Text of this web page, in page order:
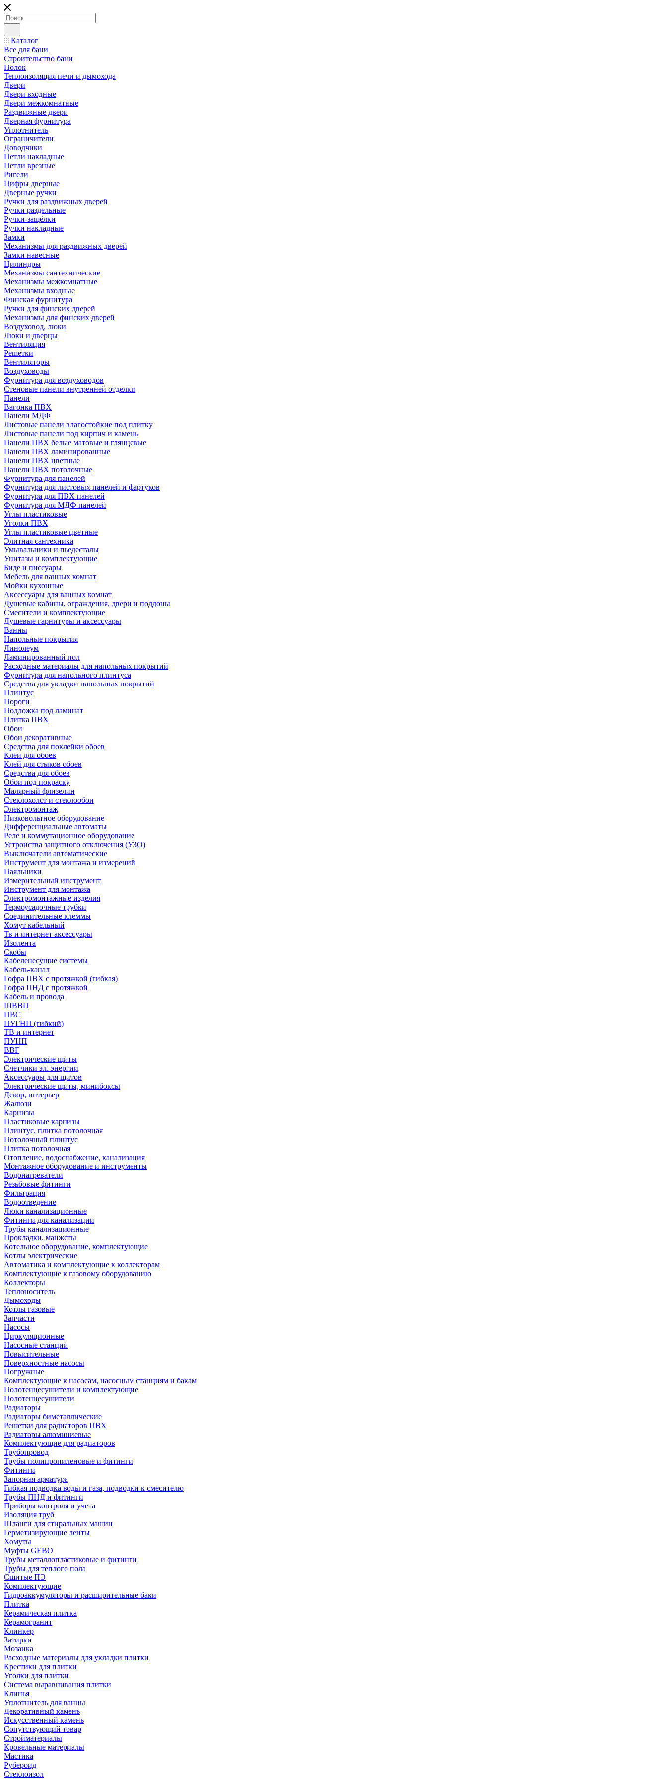
Каталог
Все для бани
Строительство бани
Полок
Теплоизоляция печи и дымохода
Двери
Двери входные
Двери межкомнатные
Раздвижные двери
Дверная фурнитура
Уплотнитель
Ограничители
Доводчики
Петли накладные
Петли врезные
Ригели
Цифры дверные
Дверные ручки
Ручки для раздвижных дверей
Ручки раздельные
Ручки-защёлки
Ручки накладные
Замки
Механизмы для раздвижных дверей
Замки навесные
Цилиндры
Механизмы сантехнические
Механизмы межкомнатные
Механизмы входные
Финская фурнитура
Ручки для финских дверей
Механизмы для финских дверей
Воздуховод, люки
Люки и дверцы
Вентиляция
Решетки
Вентиляторы
Воздуховоды
Фурнитура для воздуховодов
Стеновые панели внутренней отделки
Панели
Вагонка ПВХ
Панели МДФ
Листовые панели влагостойкие под плитку
Листовые панели под кирпич и камень
Панели ПВХ белые матовые и глянцевые
Панели ПВХ ламинированные
Панели ПВХ цветные
Панели ПВХ потолочные
Фурнитура для панелей
Фурнитура для листовых панелей и фартуков
Фурнитура для ПВХ панелей
Фурнитура для МДФ панелей
Углы пластиковые
Уголки ПВХ
Углы пластиковые цветные
Элитная сантехника
Умывальники и пьедесталы
Унитазы и комплектующие
Биде и писсуары
Мебель для ванных комнат
Мойки кухонные
Аксессуары для ванных комнат
Душевые кабины, ограждения, двери и поддоны
Смесители и комплектующие
Душевые гарнитуры и аксессуары
Ванны
Напольные покрытия
Линолеум
Ламинированный пол
Расходные материалы для напольных покрытий
Фурнитура для напольного плинтуса
Средства для укладки напольных покрытий
Плинтус
Пороги
Подложка под ламинат
Плитка ПВХ
Обои
Обои декоративные
Средства для поклейки обоев
Клей для обоев
Клей для стыков обоев
Средства для обоев
Обои под покраску
Малярный флизелин
Стеклохолст и стеклообои
Электромонтаж
Низковольтное оборудование
Дифференциальные автоматы
Реле и коммутационное оборудование
Устроиства защитного отключения (УЗО)
Выключатели автоматические
Инструмент для монтажа и измерений
Паяльники
Измерительный инструмент
Инструмент для монтажа
Электромонтажные изделия
Термоусадочные трубки
Соединительные клеммы
Хомут кабельный
Тв и интернет аксессуары
Изолента
Скобы
Кабеленесущие системы
Кабель-канал
Гофра ПВХ с протяжкой (гибкая)
Гофра ПНД с протяжкой
Кабель и провода
ШВВП
ПВС
ПУГНП (гибкий)
ТВ и интернет
ПУНП
ВВГ
Электрические щиты
Счетчики эл. энергии
Аксессуары для щитов
Электрические щиты, минибоксы
Декор, интерьер
Жалюзи
Карнизы
Пластиковые карнизы
Плинтус, плитка потолочная
Потолочный плинтус
Плитка потолочная
Отопление, водоснабжение, канализация
Монтажное оборудование и инструменты
Водонагреватели
Резьбовые фитинги
Фильтрация
Водоотведение
Люки канализационные
Фитинги для канализации
Трубы канализационные
Прокладки, манжеты
Котельное оборудование, комплектующие
Котлы электрические
Автоматика и комплектующие к коллекторам
Комплектующие к газовому оборудованию
Коллекторы
Теплоноситель
Дымоходы
Котлы газовые
Запчасти
Насосы
Циркуляционные
Насосные станции
Повысительные
Поверхностные насосы
Погружные
Комплектующие к насосам, насосным станциям и бакам
Полотенцесушители и комплектующие
Полотенцесушители
Радиаторы
Радиаторы биметаллические
Решетки для радиаторов ПВХ
Радиаторы алюминиевые
Комплектующие для радиаторов
Трубопровод
Трубы полипропиленовые и фитинги
Фитинги
Запорная арматура
Гибкая подводка воды и газа, подводки к смесителю
Трубы ПНД и фитинги
Приборы контроля и учета
Изоляция труб
Шланги для стиральных машин
Герметизирующие ленты
Хомуты
Муфты GEBO
Трубы металлопластиковые и фитинги
Трубы для теплого пола
Сшитые ПЭ
Комплектующие
Гидроаккумуляторы и расширительные баки
Плитка
Керамическая плитка
Керамогранит
Клинкер
Затирки
Мозаика
Расходные материалы для укладки плитки
Крестики для плитки
Уголки для плитки
Система выравнивания плитки
Клинья
Уплотнитель для ванны
Декоративный камень
Искусственный камень
Сопутствующий товар
Стройматериалы
Кровельные материалы
Мастика
Рубероид
Стеклоизол